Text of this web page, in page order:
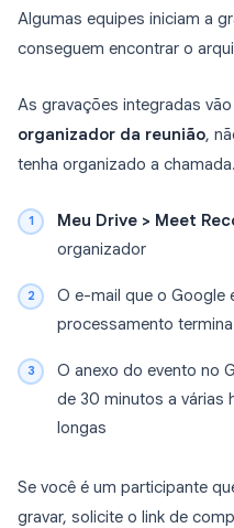
Algumas equipes iniciam a
conseguem encontrar o
As gravações integradas
organizador da reunião,
tenha organizado a
Meu Drive > Meet
organizador
O e-mail que o Google
processamento termina
O anexo do evento no
de 30 minutos a várias
longas
Se você é um participante
gravar, solicite o link de